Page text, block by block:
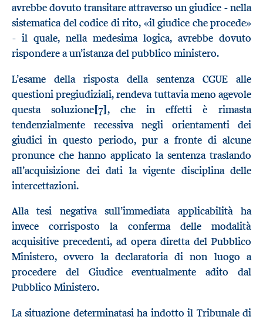
avrebbe dovuto transitare attraverso un giudice - nella
sistematica del codice di rito, «il giudice che procede»
- il quale, nella medesima logica, avrebbe dovuto
rispondere a un’istanza del pubblico ministero.
L’esame della risposta della sentenza CGUE alle
questioni pregiudiziali, rendeva tuttavia meno agevole
questa soluzione[7], che in effetti è rimasta
tendenzialmente recessiva negli orientamenti dei
giudici in questo periodo, pur a fronte di alcune
pronunce che hanno applicato la sentenza traslando
all’acquisizione dei dati la vigente disciplina delle
intercettazioni.
Alla tesi negativa sull’immediata applicabilità ha
invece corrisposto la conferma delle modalità
acquisitive precedenti, ad opera diretta del Pubblico
Ministero, ovvero la declaratoria di non luogo a
procedere del Giudice eventualmente adito dal
Pubblico Ministero.
La situazione determinatasi ha indotto il Tribunale di